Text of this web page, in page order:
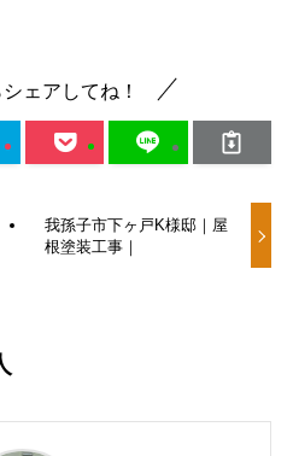
ェアしてね！
我孫子市下ヶ戸K様邸｜屋
根塗装工事｜